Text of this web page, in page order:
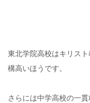
東北学院高校はキリス
構高いほうです。
さらには中学高校の一貫